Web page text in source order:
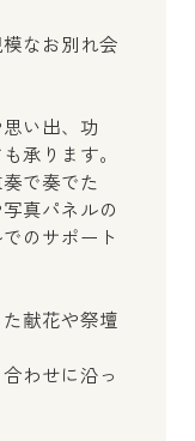
なお別れ会
い出、功
承ります。
で奏でた
真パネルの
のサポート
献花や祭壇
わせに沿っ